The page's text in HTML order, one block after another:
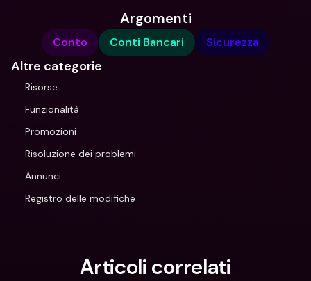
Argomenti
Conto Conti Bancari Sicurezza
Altre categorie
Risorse
Funzionalità
Promozioni
Risoluzione dei problemi
Annunci
Registro delle modifiche
Articoli correlati